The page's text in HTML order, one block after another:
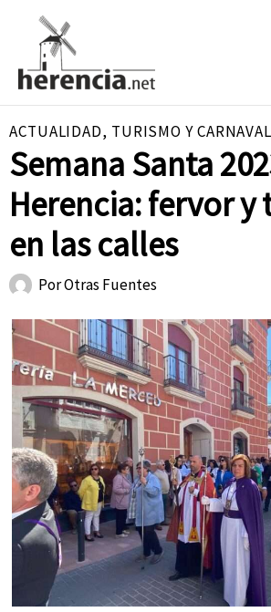
contenido
ACTUALIDAD, TURISMO Y CARNAVAL
Semana Santa
Herencia: fervor
en las calles
PorOtras Fuentes